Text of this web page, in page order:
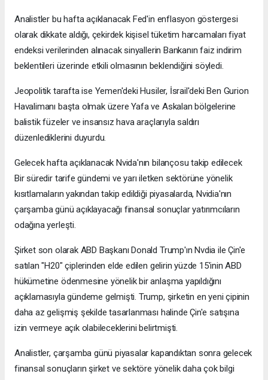
Analistler bu hafta açıklanacak Fed'in enflasyon göstergesi
olarak dikkate aldığı, çekirdek kişisel tüketim harcamaları fiyat
endeksi verilerinden alınacak sinyallerin Bankanın faiz indirim
beklentileri üzerinde etkili olmasının beklendiğini söyledi.
Jeopolitik tarafta ise Yemen'deki Husiler, İsrail'deki Ben Gurion
Havalimanı başta olmak üzere Yafa ve Askalan bölgelerine
balistik füzeler ve insansız hava araçlarıyla saldırı
düzenlediklerini duyurdu.
Gelecek hafta açıklanacak Nvida'nın bilançosu takip edilecek
Bir süredir tarife gündemi ve yarı iletken sektörüne yönelik
kısıtlamaların yakından takip edildiği piyasalarda, Nvidia'nın
çarşamba günü açıklayacağı finansal sonuçlar yatırımcıların
odağına yerleşti.
Şirket son olarak ABD Başkanı Donald Trump'ın Nvdia ile Çin'e
satılan "H20" çiplerinden elde edilen gelirin yüzde 15'inin ABD
hükümetine ödenmesine yönelik bir anlaşma yapıldığını
açıklamasıyla gündeme gelmişti. Trump, şirketin en yeni çipinin
daha az gelişmiş şekilde tasarlanması halinde Çin'e satışına
izin vermeye açık olabileceklerini belirtmişti.
Analistler, çarşamba günü piyasalar kapandıktan sonra gelecek
finansal sonuçların şirket ve sektöre yönelik daha çok bilgi